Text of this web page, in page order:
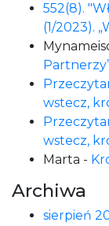
552(8).
(1/2023).
wstecz,
wstecz,
Marta -
Archiwa
sierpień